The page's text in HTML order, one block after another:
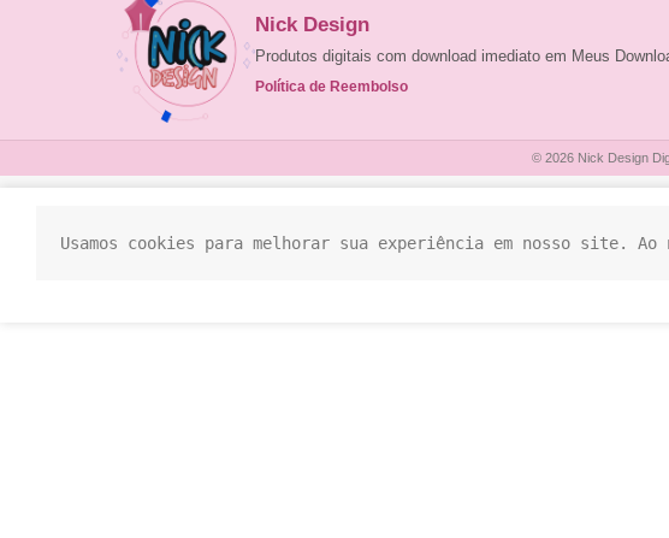
Nick Design
Produtos digitais com download imediato em Meus
Política de Reembolso
© 2026 Nick Design
Usamos cookies para melhorar sua experiência em nosso site.